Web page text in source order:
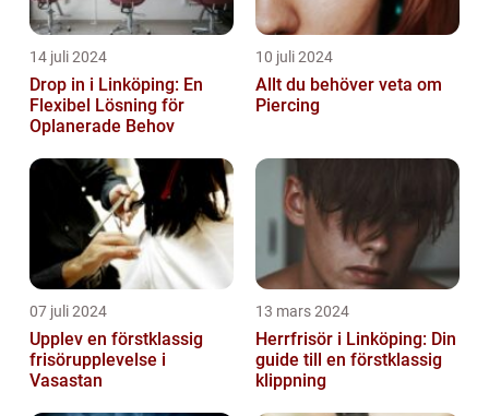
14 juli 2024
Drop in i Linköping: En
Flexibel Lösning för
Oplanerade Behov
10 juli 2024
Allt du behöver veta om
Piercing
07 juli 2024
Upplev en förstklassig
frisörupplevelse i
Vasastan
13 mars 2024
Herrfrisör i Linköping: Din
guide till en förstklassig
klippning